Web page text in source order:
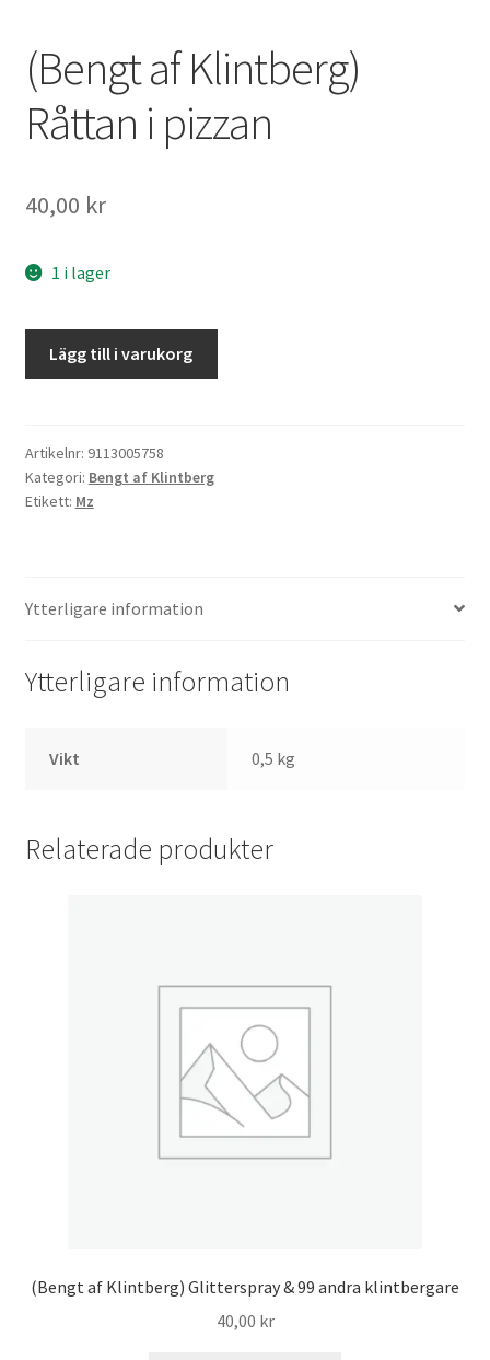
(Bengt af Klintberg)
Råttan i pizzan
40,00 kr
1 i lager
Lägg till i varukorg
Artikelnr: 9113005758
Kategori: Bengt af Klintberg
Etikett: Mz
Ytterligare information
Ytterligare information
Vikt 0,5 kg
Relaterade produkter
(Bengt af Klintberg) Glitterspray & 99 andra klintbergare
40,00 kr